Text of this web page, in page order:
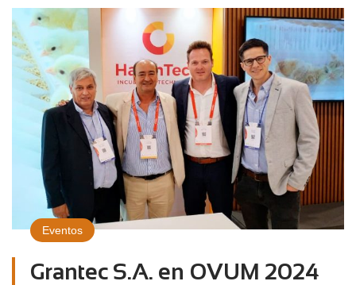
Eventos
Grantec S.A. en OVUM 2024